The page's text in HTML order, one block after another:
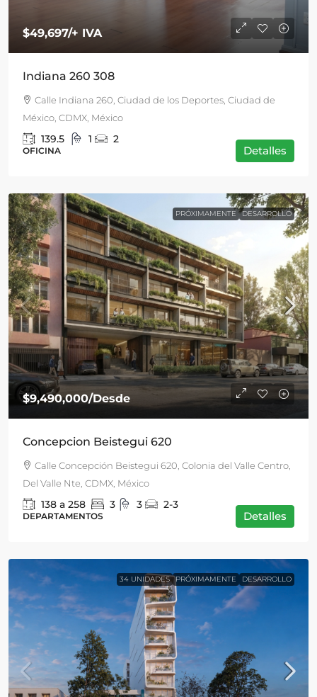
$49,697/+ IVA
Indiana 260 308
Calle Indiana 260, Ciudad de los Deportes, Ciudad de
México, CDMX, México
139.5 1 2
OFICINA Detalles
PRÓXIMAMENTE DESARROLLO
$9,490,000/Desde
Concepcion Beistegui 620
Calle Concepción Beistegui 620, Colonia del Valle Centro,
Del Valle Nte, CDMX, México
138 a 258 3 3 2-3
DEPARTAMENTOS Detalles
34 UNIDADES PRÓXIMAMENTE DESARROLLO